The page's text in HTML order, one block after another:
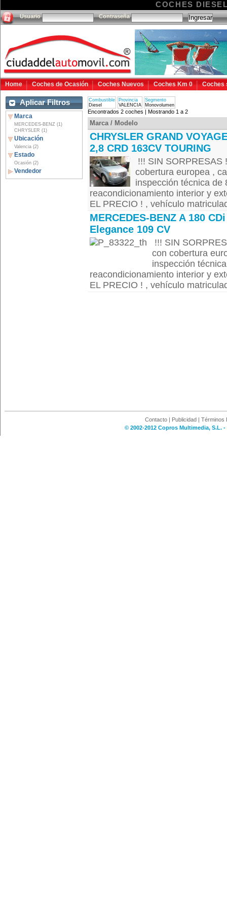
COCHES
Usuario Contraseña
Home Coches de Ocasión Coches Nuevos Coches Km 0 Coches
Aplicar Filtros
Marca
MERCEDES-BENZ (1)
CHRYSLER (1)
Ubicación
Valencia (2)
Estado
Ocasión (2)
Vendedor
Combustible
Diesel
Provincia
VALENCIA
Segmento
Monovolumen
Encontrados 2 coches | Mostrando 1 a 2
Marca / Modelo
CHRYSLER GRAND
2,8 CRD 163CV TOURING
!!! SIN SORPRESAS
cobertura europea ,
inspección técnica de
reacondicionamiento interior y
EL PRECIO ! , vehículo
MERCEDES-BENZ A 180
Elegance 109 CV
!!! SIN
con cobertura
inspección
reacondicionamiento interior y
EL PRECIO ! , vehículo
Contacto | Publicidad | Términos
© 2002-2012 Copros Multimedia, S.L.